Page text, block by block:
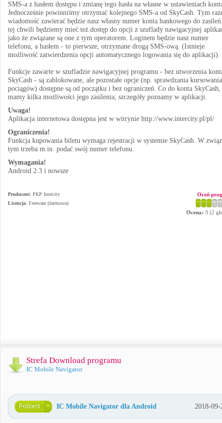
SMS-a z hasłem dostępu i zmianę tego hasła na własne w ustawieniach
Jednocześnie powinniśmy otrzymać kolejnego SMS-a od SkyCash. Tym
wiadomość zawierać będzie nasz własny numer konta bankowego do
tej chwili będziemy mieć też dostęp do opcji z szuflady nawigacyjnej
jako że związane są one z tym operatorem. Loginem będzie nasz numer
telefonu, a hasłem - to pierwsze, otrzymane drogą SMS-ową. (Istnieje
możliwość zatwierdzenia opcji automatycznego logowania się do aplikacji).
Funkcje zawarte w szufladzie nawigacyjnej programu - bez utworzenia
SkyCash - są zablokowane, ale pozostałe opcje (np. sprawdzania kursowania
pociągów) dostępne są od początku i bez ograniczeń. Co do konta
mamy kilka możliwości jego zasilenia; szczegóły poznamy w aplikacji.
Uwaga!
Aplikacja internetowa dostępna jest w witrynie http://www.intercity.pl/pl/
Ograniczenia!
Funkcja kupowania biletu wymaga rejestracji w systemie SkyCash. W
tym trzeba m.in. podać swój numer telefonu.
Wymagania!
Android 2.3 i nowsze
Producent: PKP Intercity
Licencja: Freeware (darmowa)
Oceń
Ocena: 3 (2
Strefa Download programu
IC Mobile Navigator
IC Mobile Navigator dla Android 2018-09-